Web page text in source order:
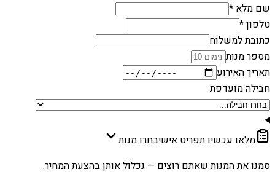
שם מלא *
טלפון *
כתובת למשלוח
מספר מנות
תאריך האירוע
חבילה מועדפת
מלאו עכשיו תפריט אישיבחרו מנות
סמנו את המנות שאתם רוצים — נכלול אותן בהצעת המחיר.